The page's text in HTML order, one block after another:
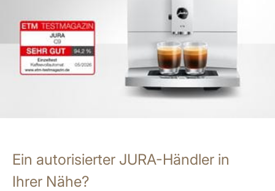
Ein autorisierter JURA-Händler in
Ihrer Nähe?